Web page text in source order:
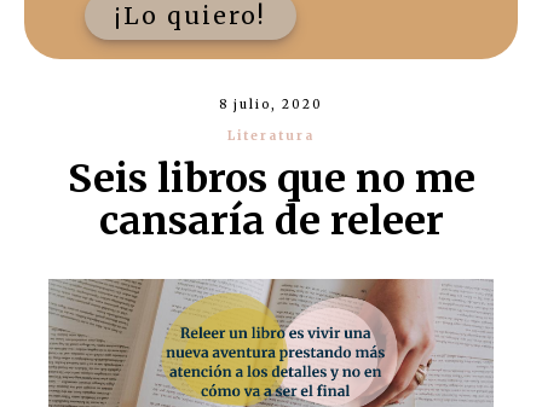
¡Lo quiero!
8 julio, 2020
Literatura
Seis libros que no me
cansaría de releer